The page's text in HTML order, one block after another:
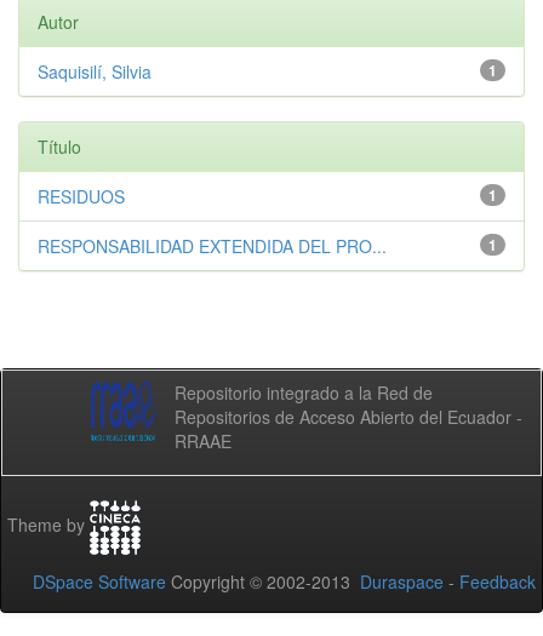
Autor
1
Saquisilí, Silvia
Título
1
RESIDUOS
1
RESPONSABILIDAD EXTENDIDA DEL PRO...
Repositorio integrado a la Red de
Repositorios de Acceso Abierto del Ecuador -
RRAAE
Theme by
DSpace Software Copyright © 2002-2013 Duraspace - Feedback